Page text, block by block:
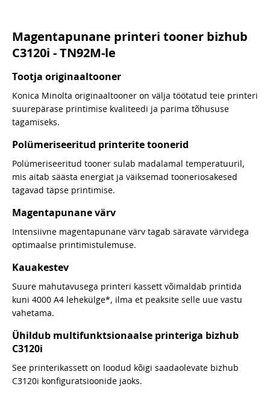
Magentapunane printeri tooner bizhub
C3120i - TN92M-le
Tootja originaaltooner
Konica Minolta originaaltooner on välja töötatud teie printeri
suurepärase printimise kvaliteedi ja parima tõhususe
tagamiseks.
Polümeriseeritud printerite toonerid
Polümeriseeritud tooner sulab madalamal temperatuuril,
mis aitab säästa energiat ja väiksemad tooneriosakesed
tagavad täpse printimise.
Magentapunane värv
Intensiivne magentapunane värv tagab säravate värvidega
optimaalse printimistulemuse.
Kauakestev
Suure mahutavusega printeri kassett võimaldab printida
kuni 4000 A4 lehekülge*, ilma et peaksite selle uue vastu
vahetama.
Ühildub multifunktsionaalse printeriga bizhub
C3120i
See printerikassett on loodud kõigi saadaolevate bizhub
C3120i konfiguratsioonide jaoks.